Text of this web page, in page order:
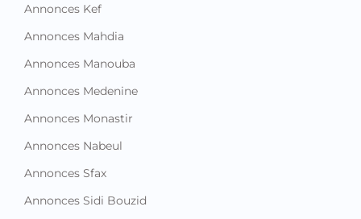
Annonces Kef
Annonces Mahdia
Annonces Manouba
Annonces Medenine
Annonces Monastir
Annonces Nabeul
Annonces Sfax
Annonces Sidi Bouzid